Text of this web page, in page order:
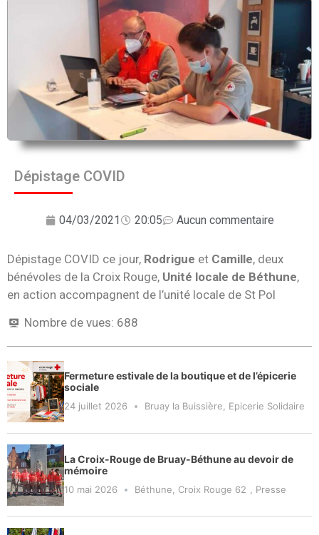
Dépistage COVID
04/03/2021 20:05 Aucun commentaire
Dépistage COVID ce jour, Rodrigue et Camille, deux
bénévoles de la Croix Rouge, Unité locale de Béthune,
en action accompagnent de l’unité locale de St Pol
Nombre de vues: 688
Fermeture estivale de la boutique et de l’épicerie
sociale
24 juillet 2026 Bruay la Buissière Epicerie Solidaire
La Croix-Rouge de Bruay-Béthune au devoir de
mémoire
10 mai 2026 Béthune Croix Rouge 62 Presse